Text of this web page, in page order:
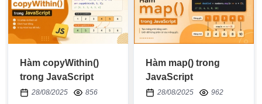
Hàm copyWithin()
trong JavaScript
28/08/2025 856
Hàm map() trong
JavaScript
28/08/2025 962